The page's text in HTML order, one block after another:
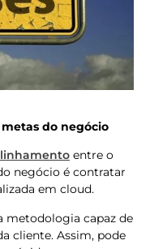
do negócio
entre o
negócio é contratar
em cloud.
metodologia capaz de
cliente. Assim, pode